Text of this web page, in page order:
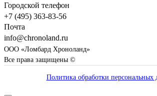
Городской телефон
+7 (495) 363-83-56
Почта
info@chronoland.ru
ООО «Ломбард Хроноланд»
Все права защищены ©
Политика обработки персональных